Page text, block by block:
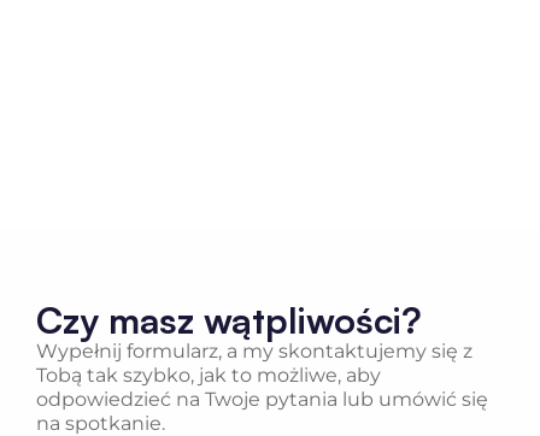
Czy masz wątpliwości?
Wypełnij formularz, a my skontaktujemy się z
Tobą tak szybko, jak to możliwe, aby
odpowiedzieć na Twoje pytania lub umówić się
na spotkanie.